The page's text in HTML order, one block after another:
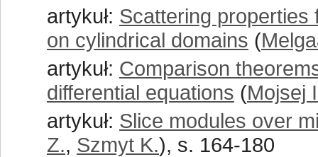
artykuł: Scattering
on cylindrical domains (
artykuł: Comparison
differential equations (Mojsej
artykuł: Slice modules over
Z., Szmyt K.), s. 164-180